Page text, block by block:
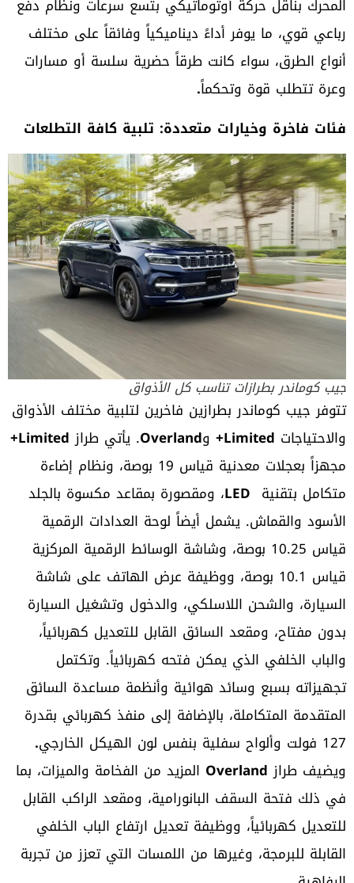
المحرك بناقل حركة أوتوماتيكي بتسع سرعات ونظام دفع
رباعي قوي، ما يوفر أداءً ديناميكياً وفائقاً على مختلف
أنواع الطرق، سواء كانت طرقاً حضرية سلسة أو مسارات
وعرة تتطلب قوة وتحكماً.
فئات فاخرة وخيارات متعددة: تلبية كافة التطلعات
جيب كوماندر بطرازات تناسب كل الأذواق
تتوفر جيب كوماندر بطرازين فاخرين لتلبية مختلف الأذواق
والاحتياجات
وOverland. يأتي طرازLimited+
مجهزاً بعجلات معدنية قياس 19 بوصة، ونظام إضاءة
متكامل بتقنية
، ومقصورة بمقاعد مكسوة بالجلد
الأسود والقماش. يشمل أيضاً لوحة العدادات الرقمية
قياس 10.25 بوصة، وشاشة الوسائط الرقمية المركزية
قياس 10.1 بوصة، ووظيفة عرض الهاتف على شاشة
السيارة، والشحن اللاسلكي، والدخول وتشغيل السيارة
بدون مفتاح، ومقعد السائق القابل للتعديل كهربائياً،
والباب الخلفي الذي يمكن فتحه كهربائياً. وتكتمل
تجهيزاته بسبع وسائد هوائية وأنظمة مساعدة السائق
المتقدمة المتكاملة، بالإضافة إلى منفذ كهربائي بقدرة
127 فولت وألواح سفلية بنفس لون الهيكل الخارجي
.
ويضيف طرازOverland
المزيد من الفخامة والميزات، بما
في ذلك فتحة السقف البانورامية، ومقعد الراكب القابل
للتعديل كهربائياً، ووظيفة تعديل ارتفاع الباب الخلفي
القابلة للبرمجة، وغيرها من اللمسات التي تعزز من تجربة